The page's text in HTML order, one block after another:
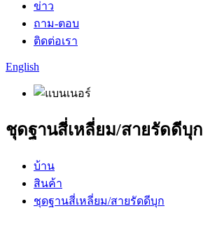
ข่าว
ถาม-ตอบ
ติดต่อเรา
English
ชุดฐานสี่เหลี่ยม/สายรัดดีบุก
บ้าน
สินค้า
ชุดฐานสี่เหลี่ยม/สายรัดดีบุก